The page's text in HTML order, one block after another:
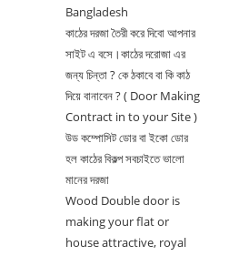
Bangladesh
কাঠের দরজা তৈরী করে দিবো আপনার
সাইট এ বসে।কাঠের দরোজা এর
জন্য চিন্তা ? কে ঠকাবে বা কি কাঠ
দিয়ে বানাবেন ? ( Door Making
Contract in to your Site )
উড কম্পোসিট ডোর বা ইকো ডোর
হল কাঠের বিকল্প সবচাইতে ভালো
মানের দরজা
Wood Double door is
making your flat or
house attractive, royal